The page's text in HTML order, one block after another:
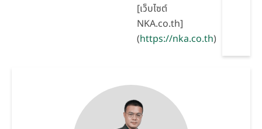
[เว็บไซต์
NKA.co.th]
(https://nka.co.th)